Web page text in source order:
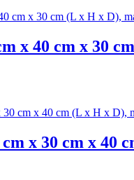
x 40 cm x 30
x 30 cm x 40